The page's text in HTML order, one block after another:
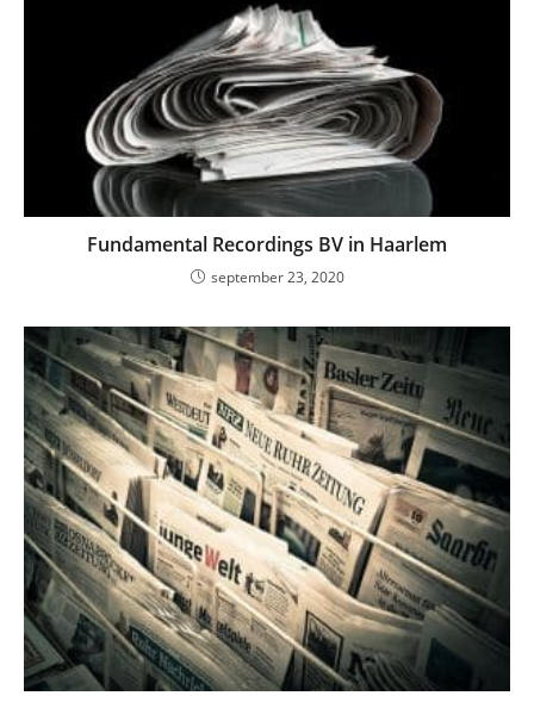
Fundamental Recordings BV in Haarlem
september 23, 2020